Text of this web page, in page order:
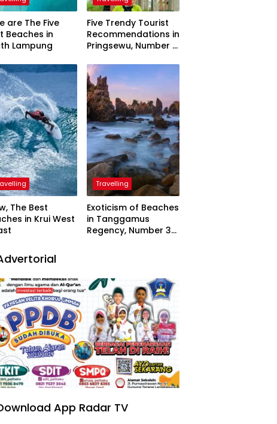
are The Five
Beaches in
Lampung
Five Trendy Tourist
Recommendations in
Pringsewu, Number 3
President
The Best
in Krui West
Travelling
Exoticism of Beaches
in Tanggamus
Regency, Number 3
App Radar TV